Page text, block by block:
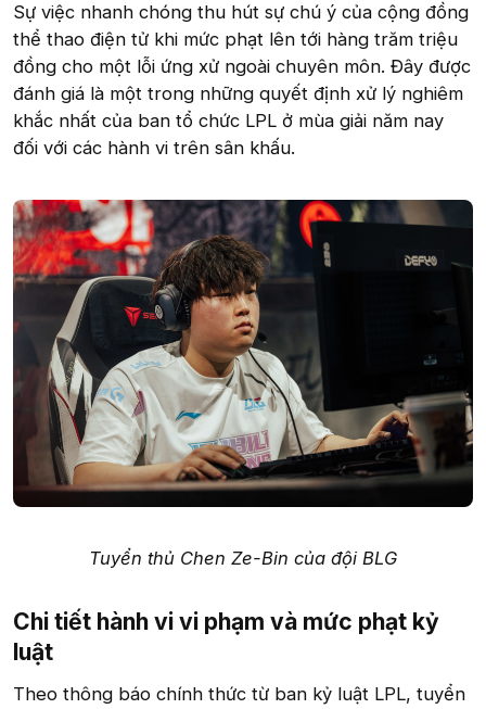
Sự việc nhanh chóng thu hút sự chú ý của cộng đồng
thể thao điện tử khi mức phạt lên tới hàng trăm triệu
đồng cho một lỗi ứng xử ngoài chuyên môn. Đây được
đánh giá là một trong những quyết định xử lý nghiêm
khắc nhất của ban tổ chức LPL ở mùa giải năm nay
đối với các hành vi trên sân khấu.
Tuyển thủ Chen Ze-Bin của đội BLG
Chi tiết hành vi vi phạm và mức phạt kỷ
luật​
Theo thông báo chính thức từ ban kỷ luật LPL, tuyển